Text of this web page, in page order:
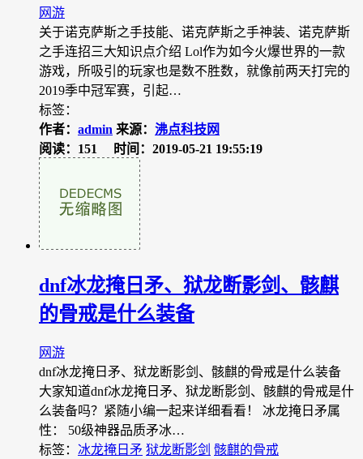
网游
关于诺克萨斯之手技能、诺克萨斯之手神装、诺克萨斯
之手连招三大知识点介绍 Lol作为如今火爆世界的一款
游戏，所吸引的玩家也是数不胜数，就像前两天打完的
2019季中冠军赛，引起…
标签：
作者： admin 来源： 沸点科技网
阅读：151
时间：2019-05-21 19:55:19
dnf冰龙掩日矛、狱龙断影剑、骸麒
的骨戒是什么装备
网游
dnf冰龙掩日矛、狱龙断影剑、骸麒的骨戒是什么装备
大家知道dnf冰龙掩日矛、狱龙断影剑、骸麒的骨戒是什
么装备吗？紧随小编一起来详细看看！ 冰龙掩日矛属
性： 50级神器品质矛冰…
标签： 冰龙掩日矛 狱龙断影剑 骸麒的骨戒